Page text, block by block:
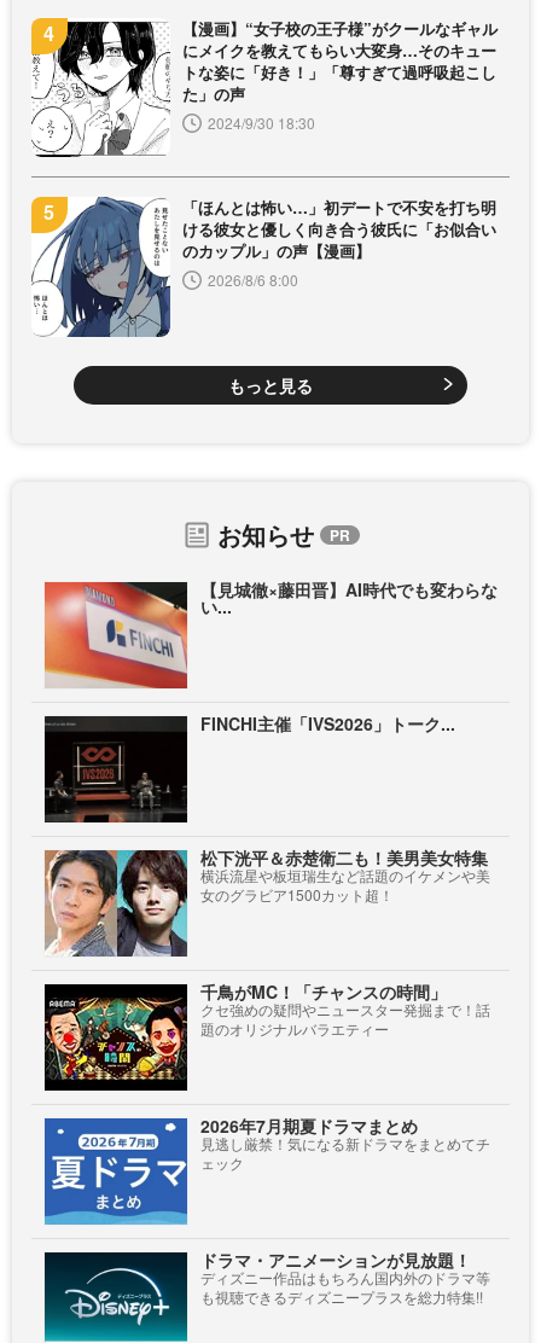
【漫画】“女子校の王子様”がクールなギャル
にメイクを教えてもらい大変身…そのキュー
トな姿に「好き！」「尊すぎて過呼吸起こし
た」の声
2024/9/30 18:30
「ほんとは怖い…」初デートで不安を打ち明
ける彼女と優しく向き合う彼氏に「お似合い
のカップル」の声【漫画】
2026/8/6 8:00
もっと見る
お知らせ
【見城徹×藤田晋】AI時代でも変わらな
い...
FINCHI主催「IVS2026」トーク...
松下洸平＆赤楚衛二も！美男美女特集
横浜流星や板垣瑞生など話題のイケメンや美
女のグラビア1500カット超！
千鳥がMC！「チャンスの時間」
クセ強めの疑問やニュースター発掘まで！話
題のオリジナルバラエティー
2026年7月期夏ドラマまとめ
見逃し厳禁！気になる新ドラマをまとめてチ
ェック
ドラマ・アニメーションが見放題！
ディズニー作品はもちろん国内外のドラマ等
も視聴できるディズニープラスを総力特集!!